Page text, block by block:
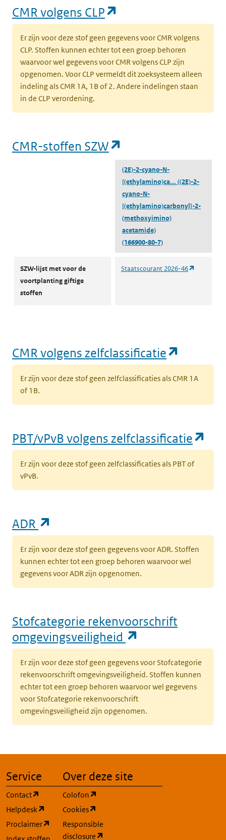
CMR volgens CLP
Er zijn voor deze stof geen gegevens voor CMR volgens
CLP. Stoffen kunnen echter tot een groep behoren
waarvoor wel gegevens voor CMR volgens CLP zijn
opgenomen. Voor CLP vermeldt dit zoeksysteem alleen
indeling als CMR 1A, 1B of 2. Andere indelingen staan
in de CLP verordening.
CMR-stoffen SZW
(2E)-2-cyano-N-
[(ethylamino)ca... ((2E)-2-
cyano-N-
[(ethylamino)carbonyl]-2-
(methoxyimino)
acetamide)
(166900-80-7)
SZW-lijst met voor de
voortplanting giftige
stoffen
Staatscourant 2026-46
CMR volgens zelfclassificatie
Er zijn voor deze stof geen zelfclassificaties als CMR 1A
of 1B.
PBT/vPvB volgens zelfclassificatie
Er zijn voor deze stof geen zelfclassificaties als PBT of
vPvB.
ADR
Er zijn voor deze stof geen gegevens voor ADR. Stoffen
kunnen echter tot een groep behoren waarvoor wel
gegevens voor ADR zijn opgenomen.
Stofcategorie rekenvoorschrift
omgevingsveiligheid
Er zijn voor deze stof geen gegevens voor Stofcategorie
rekenvoorschrift omgevingsveiligheid. Stoffen kunnen
echter tot een groep behoren waarvoor wel gegevens
voor Stofcategorie rekenvoorschrift
omgevingsveiligheid zijn opgenomen.
Service
Contact
(opent in een nieuw tabblad)
Helpdesk
(opent in een nieuw tabblad)
Proclaimer
(opent in een nieuw tabblad)
Over deze site
Colofon
Cookies
Responsible
disclosure